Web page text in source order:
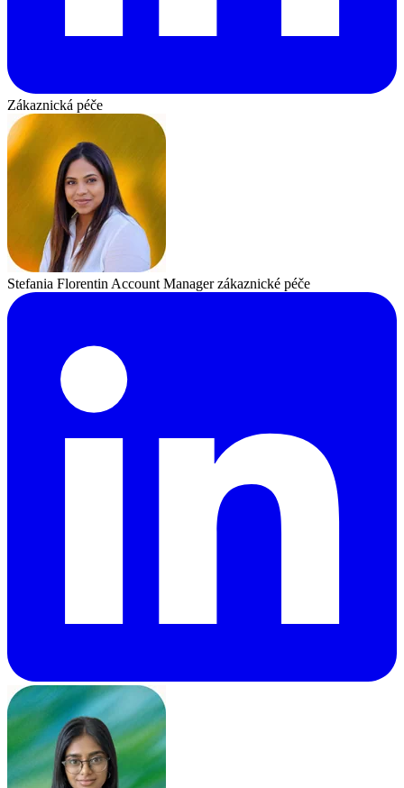
Zákaznická péče
Stefania Florentin Account Manager zákaznické péče